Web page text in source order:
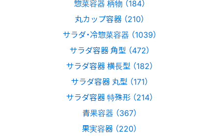
惣菜容器 柄物 （184）
丸カップ容器 （210）
サラダ・冷惣菜容器 （1039）
サラダ容器 角型 （472）
サラダ容器 横長型 （182）
サラダ容器 丸型 （171）
サラダ容器 特殊形 （214）
青果容器 （367）
果実容器 （220）